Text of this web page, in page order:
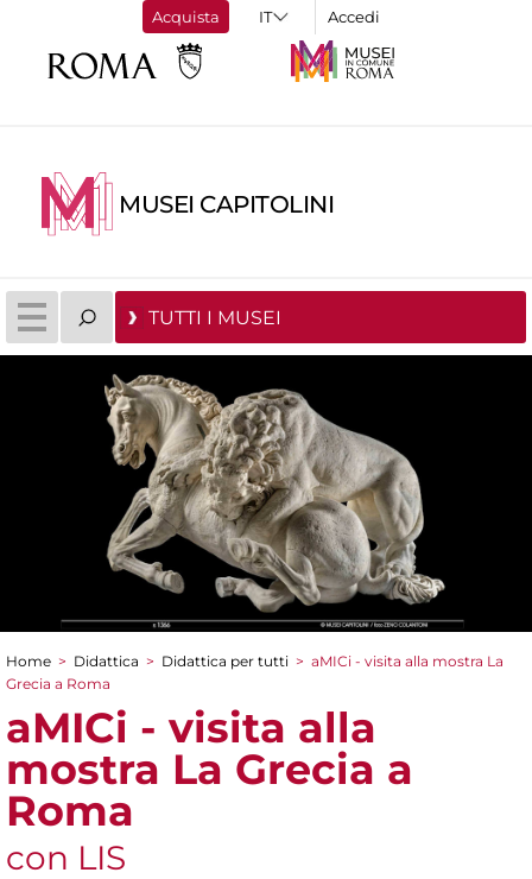
Acquista Accedi
MUSEI CAPITOLINI
TUTTI I MUSEI
Tu sei qui
Home > Didattica > Didattica per tutti > aMICi - visita alla mostra La
Grecia a Roma
aMICi - visita alla
mostra La Grecia a
Roma
con LIS